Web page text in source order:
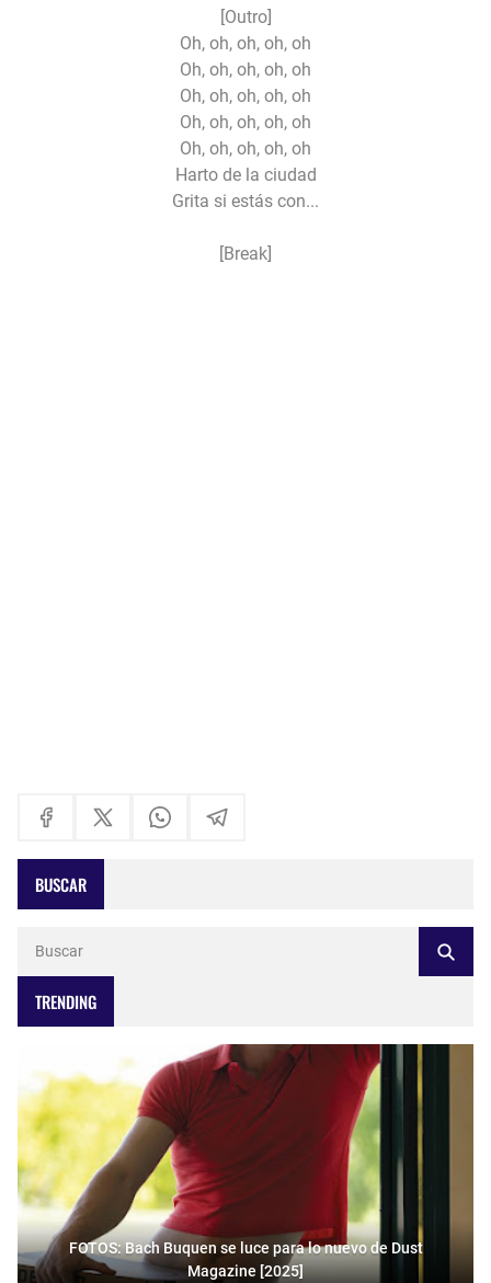
[Outro]
Oh, oh, oh, oh, oh
Oh, oh, oh, oh, oh
Oh, oh, oh, oh, oh
Oh, oh, oh, oh, oh
Oh, oh, oh, oh, oh
Harto de la ciudad
Grita si estás con...
[Break]
BUSCAR
TRENDING
FOTOS: Bach Buquen se luce para lo nuevo de Dust
Magazine [2025]